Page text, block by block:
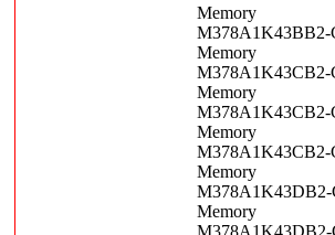
Memory
M378A1K43BB2-
Memory
M378A1K43CB2-
Memory
M378A1K43CB2-
Memory
M378A1K43CB2-
Memory
M378A1K43DB2-
Memory
M378A1K43DB2-